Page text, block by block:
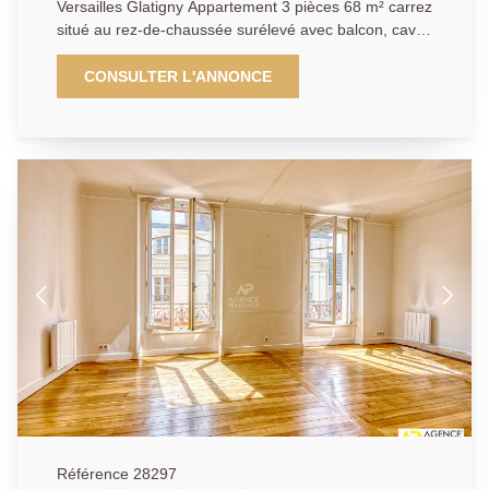
Versailles Glatigny Appartement 3 pièces 68 m² carrez
situé au rez-de-chaussée surélevé avec balcon, cave
et box. Dans un environnement résidentiel très
recherché au calme et entouré de verdure, au sein
d'une résidence sécurisée et bien entretenue,
L'entrée distribue harmonieusement les différentes
pièces de vie. Vous profiterez d'un séjour lumineux de
plus de 23 m² idéal pour recevoir ainsi que d'une
cuisine indépendante de plus de 10 m² pouvant
accueillir un espace repas. L'espace nuit comprend 2
chambres confortables de 11.56 m² et 9.30 m², une
salle de bains et des wc séparés. De nombreux
rangements complètent l'ensemble. Cet appartement
vous séduira par son agencement optimisé, son
calme et son emplacement privilégié à proximité des
écoles de renom, des commerces et transports. Un
cave et un stationnement complètent ce bien. A
découvrir rapidement.
CONSULTER L'ANNONCE
Référence 28297